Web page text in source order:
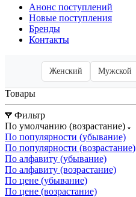
Анонс поступлений
Новые поступления
Бренды
Контакты
Женский Мужской
Товары
Фильтр
По умолчанию (возрастание)
По популярности (убывание)
По популярности (возрастание)
По алфавиту (убывание)
По алфавиту (возрастание)
По цене (убывание)
По цене (возрастание)